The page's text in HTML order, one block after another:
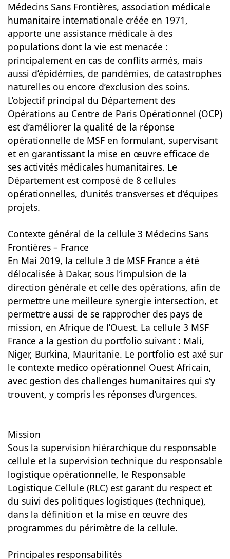
Médecins Sans Frontières, association médicale
humanitaire internationale créée en 1971,
apporte une assistance médicale à des
populations dont la vie est menacée :
principalement en cas de conflits armés, mais
aussi d’épidémies, de pandémies, de catastrophes
naturelles ou encore d’exclusion des soins.
L’objectif principal du Département des
Opérations au Centre de Paris Opérationnel (OCP)
est d’améliorer la qualité de la réponse
opérationnelle de MSF en formulant, supervisant
et en garantissant la mise en œuvre efficace de
ses activités médicales humanitaires. Le
Département est composé de 8 cellules
opérationnelles, d’unités transverses et d’équipes
projets.
Contexte général de la cellule 3 Médecins Sans
Frontières – France
En Mai 2019, la cellule 3 de MSF France a été
délocalisée à Dakar, sous l’impulsion de la
direction générale et celle des opérations, afin de
permettre une meilleure synergie intersection, et
permettre aussi de se rapprocher des pays de
mission, en Afrique de l’Ouest. La cellule 3 MSF
France a la gestion du portfolio suivant : Mali,
Niger, Burkina, Mauritanie. Le portfolio est axé sur
le contexte medico opérationnel Ouest Africain,
avec gestion des challenges humanitaires qui s’y
trouvent, y compris les réponses d’urgences.
Mission
Sous la supervision hiérarchique du responsable
cellule et la supervision technique du responsable
logistique opérationnelle, le Responsable
Logistique Cellule (RLC) est garant du respect et
du suivi des politiques logistiques (technique),
dans la définition et la mise en œuvre des
programmes du périmètre de la cellule.
Principales responsabilités